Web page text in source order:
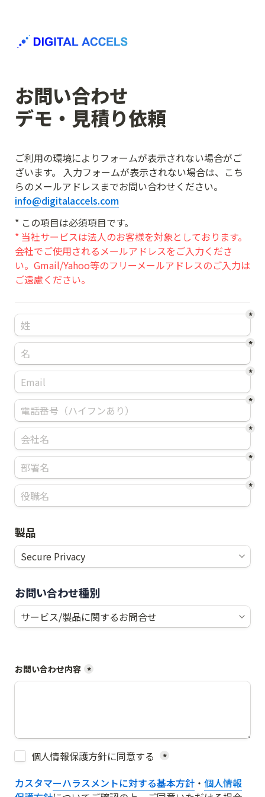
お問い合わせ
デモ・見積り依頼
ご利用の環境によりフォームが表示されない場合がご
ざいます。 入力フォームが表示されない場合は、こち
らのメールアドレスまでお問い合わせください。
info@digitalaccels.com
* 当社サービスは法人のお客様を対象としております。
会社でご使用されるメールアドレスをご入力くださ
い。Gmail/Yahoo等のフリーメールアドレスのご入力は
ご遠慮ください。
*
*
*
*
*
*
*
製品
お問い合わせ種別
お問い合わせ内容 *
Untitled checkboxes field *
カスタマーハラスメントに対する基本方針 ・ 個人情報